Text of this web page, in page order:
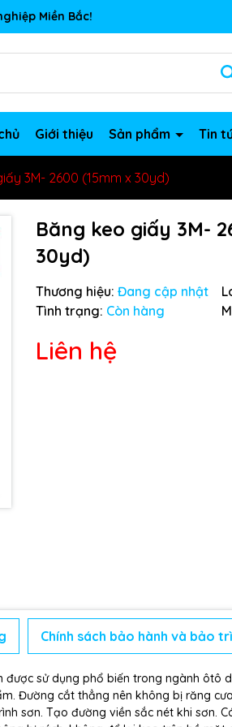
Miền Bắc!
Giới thiệu Sản phẩm Tin
3M- 2600 (15mm x 30yd)
Băng keo giấy 3M-
30yd)
Thương hiệu: Đang cập nhật
Tình trạng: Còn hàng
Liên hệ
Chính sách bảo hành và bảo trì
được sử dụng phổ biến trong ngành ôtô
Đường cắt thẳng nên không bị răng
sơn. Tạo đường viền sắc nét khi sơn.